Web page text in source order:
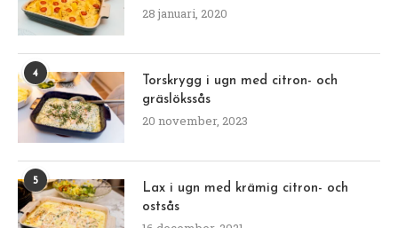
28 januari, 2020
4
Torskrygg i ugn med citron- och
gräslökssås
20 november, 2023
5
Lax i ugn med krämig citron- och
ostsås